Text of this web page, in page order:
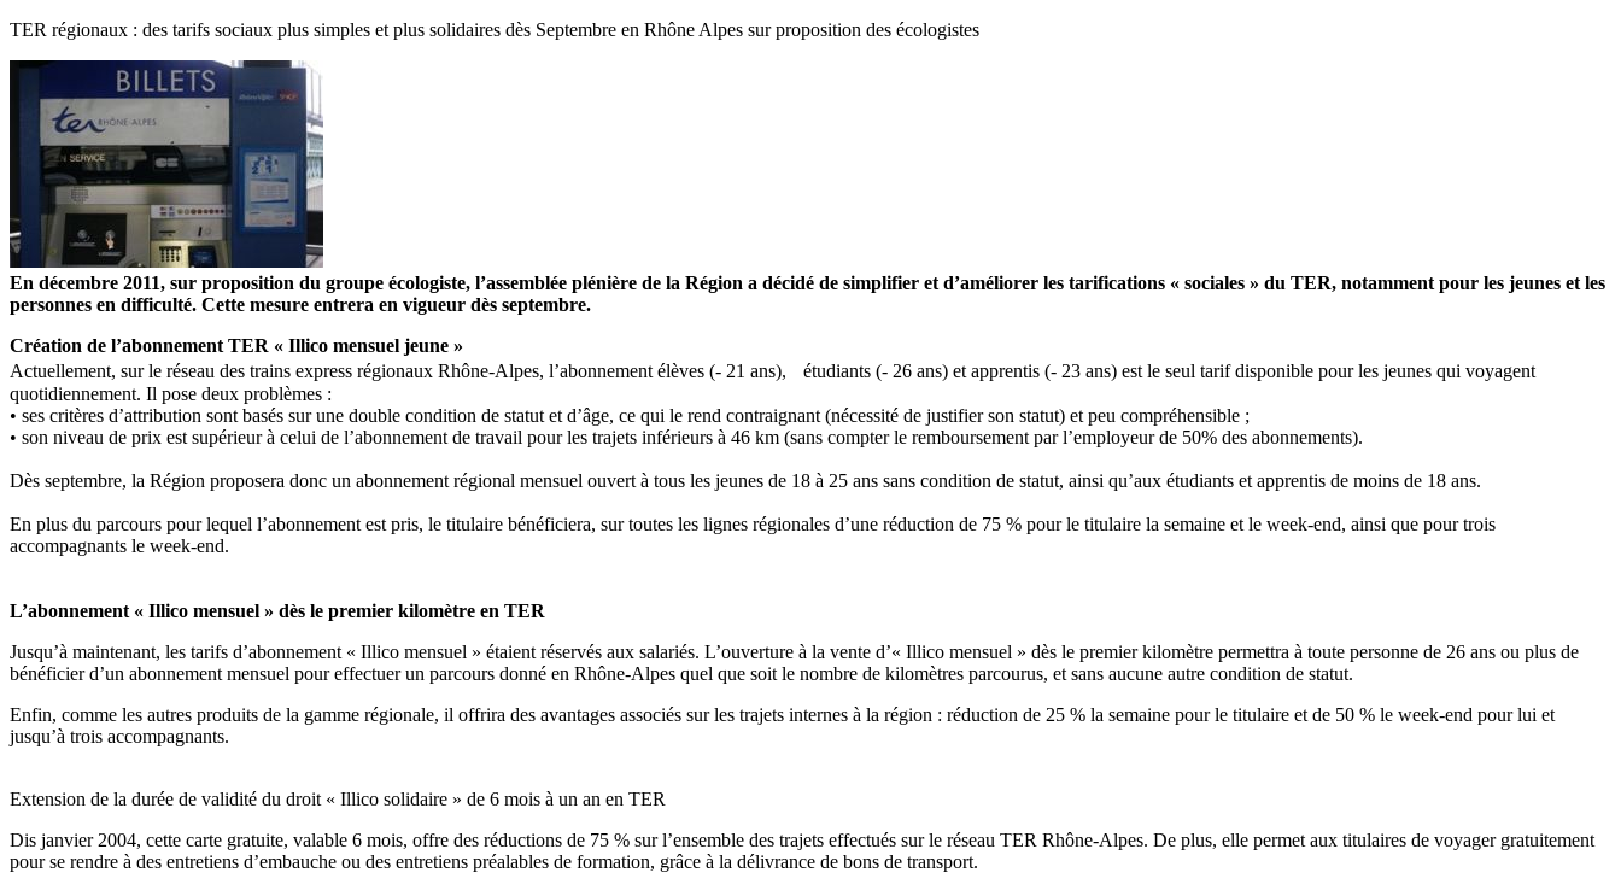
TER régionaux : des tarifs sociaux plus simples et plus solidaires dès Septembre en Rhône Alpes sur proposition des écologistes
En décembre 2011, sur proposition du groupe écologiste, l’assemblée plénière de la Région a décidé de simplifier et d’améliorer les tarifications « sociales » du TER, notamment pour les jeunes et les
personnes en difficulté. Cette mesure entrera en vigueur dès septembre.
Création de l’abonnement TER « Illico mensuel jeune »
Actuellement, sur le réseau des trains express régionaux Rhône-Alpes, l’abonnement élèves (- 21 ans), étudiants (- 26 ans) et apprentis (- 23 ans) est le seul tarif disponible pour les jeunes qui voyagent
quotidiennement. Il pose deux problèmes :
• ses critères d’attribution sont basés sur une double condition de statut et d’âge, ce qui le rend contraignant (nécessité de justifier son statut) et peu compréhensible ;
• son niveau de prix est supérieur à celui de l’abonnement de travail pour les trajets inférieurs à 46 km (sans compter le remboursement par l’employeur de 50% des abonnements).
Dès septembre, la Région proposera donc un abonnement régional mensuel ouvert à tous les jeunes de 18 à 25 ans sans condition de statut, ainsi qu’aux étudiants et apprentis de moins de 18 ans.
En plus du parcours pour lequel l’abonnement est pris, le titulaire bénéficiera, sur toutes les lignes régionales d’une réduction de 75 % pour le titulaire la semaine et le week-end, ainsi que pour trois
accompagnants le week-end.
L’abonnement « Illico mensuel » dès le premier kilomètre en TER
Jusqu’à maintenant, les tarifs d’abonnement « Illico mensuel » étaient réservés aux salariés. L’ouverture à la vente d’« Illico mensuel » dès le premier kilomètre permettra à toute personne de 26 ans ou plus de
bénéficier d’un abonnement mensuel pour effectuer un parcours donné en Rhône-Alpes quel que soit le nombre de kilomètres parcourus, et sans aucune autre condition de statut.
Enfin, comme les autres produits de la gamme régionale, il offrira des avantages associés sur les trajets internes à la région : réduction de 25 % la semaine pour le titulaire et de 50 % le week-end pour lui et
jusqu’à trois accompagnants.
Extension de la durée de validité du droit « Illico solidaire » de 6 mois à un an en TER
Dis janvier 2004, cette carte gratuite, valable 6 mois, offre des réductions de 75 % sur l’ensemble des trajets effectués sur le réseau TER Rhône-Alpes. De plus, elle permet aux titulaires de voyager gratuitement
pour se rendre à des entretiens d’embauche ou des entretiens préalables de formation, grâce à la délivrance de bons de transport.